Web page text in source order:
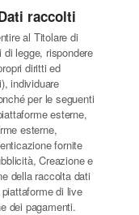
raccolti
al Titolare di
legge, rispondere
diritti ed
individuare
per le seguenti
esterne,
esterne,
fornite
Creazione e
della raccolta dati
di live
dei pagamenti.